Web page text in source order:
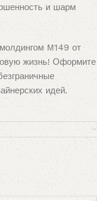
и шарм
M149 от
жизнь! Оформите
идей.